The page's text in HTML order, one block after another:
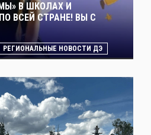
В ШКОЛАХ И
ВСЕЙ СТРАНЕ! ВЫ С
РЕГИОНАЛЬНЫЕ НОВОСТИ ДЭ